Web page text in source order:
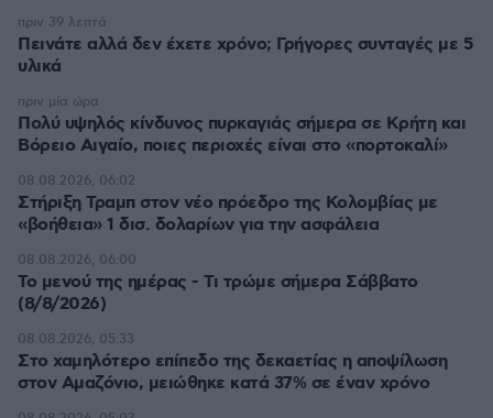
Πεινάτε αλλά δεν έχετε χρόνο; Γρήγορες συνταγές με 5
υλικά
πριν 39 λεπτά
Πολύ υψηλός κίνδυνος πυρκαγιάς σήμερα σε Κρήτη και
Βόρειο Αιγαίο, ποιες περιοχές είναι στο «πορτοκαλί»
πριν μία ώρα
Στήριξη Τραμπ στον νέο πρόεδρο της Κολομβίας με
«βοήθεια» 1 δισ. δολαρίων για την ασφάλεια
08.08.2026, 06:02
Το μενού της ημέρας - Τι τρώμε σήμερα Σάββατο
(8/8/2026)
08.08.2026, 06:00
Στο χαμηλότερο επίπεδο της δεκαετίας η αποψίλωση
στον Αμαζόνιο, μειώθηκε κατά 37% σε έναν χρόνο
08.08.2026, 05:33